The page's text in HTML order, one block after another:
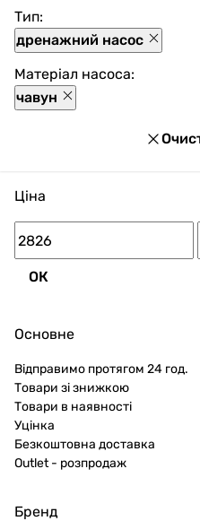
магазині доступні
покупка в кредит та
кожного покупця.
Тип:
дренажний насос
Матеріал насоса:
чавун
Ціна
ОК
Основне
Відправимо протягом 24 год.
Товари зі знижкою
Товари в наявності
Уцінка
Безкоштовна доставка
Outlet - розпродаж
Бренд